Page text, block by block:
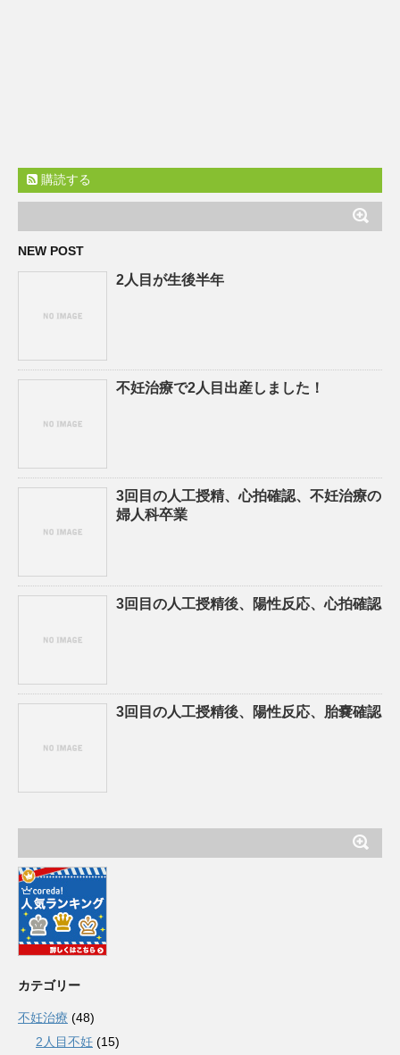
購読する
NEW POST
2人目が生後半年
不妊治療で2人目出産しました！
3回目の人工授精、心拍確認、不妊治療の
婦人科卒業
3回目の人工授精後、陽性反応、心拍確認
3回目の人工授精後、陽性反応、胎嚢確認
カテゴリー
不妊治療 (48)
2人目不妊 (15)